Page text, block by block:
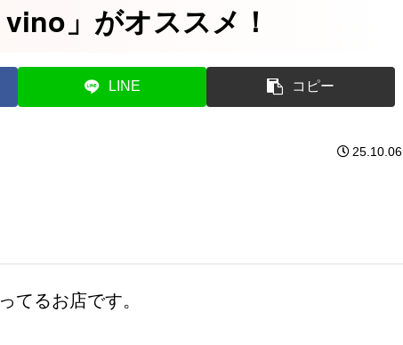
」がオススメ！
LINE コピー
25.10.06
てるお店です。